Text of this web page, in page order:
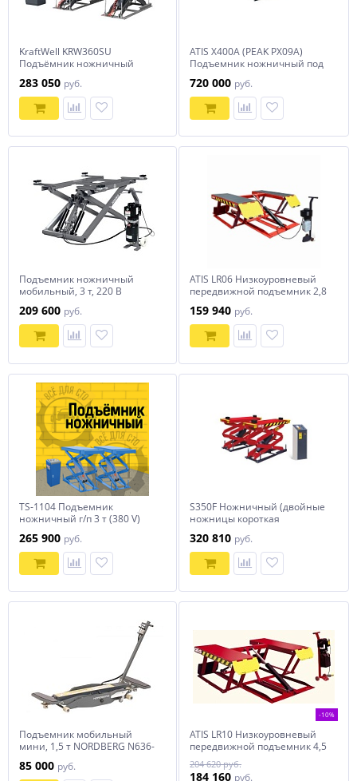
KraftWell KRW360SU
Подъёмник ножничный
3600 кг.
283 050 руб.
ATIS X400A (PEAK PX09A)
Подъемник ножничный под
720 000 руб.
Подъемник ножничный
мобильный, 3 т, 220 В
209 600 руб.
ATIS LR06 Низкоуровневый
передвижной подъемник 2,8
159 940 руб.
TS-1104 Подъемник
ножничный г/п 3 т (380 V)
265 900 руб.
S350F Ножничный (двойные
ножницы короткая
подъемник, 3,5 т.
320 810 руб.
Подъемник мобильный
мини, 1,5 т NORDBERG N636-
85 000 руб.
-10%
ATIS LR10 Низкоуровневый
передвижной подъемник 4,5
тонны
204 620 руб.
184 160 руб.